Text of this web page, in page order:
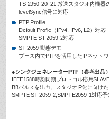
TS-2950-20/-21:放送スタジオ内機器
levelSync信号に対応
PTP Profile
Default Profile（IPv4, IPv6, L2）対応
SMPTE ST 2059-2対応
ST 2059 動態デモ
ブース内でPTPを活用したIPネット
●シンクジェネレーターPTP（参考出品）
IEEE1588時刻同期プロトコル応用
BBパルスを出力。スタジオIP化に向け
SMPTE ST 2059-2,SMPTE2059-1対応予